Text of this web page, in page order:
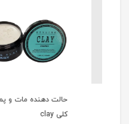
حالت دهنده مات و پماد